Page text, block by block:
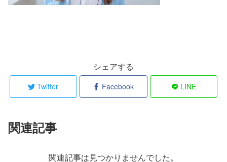
シェアする
Twitter Facebook LINE
関連記事
関連記事は見つかりませんでした。